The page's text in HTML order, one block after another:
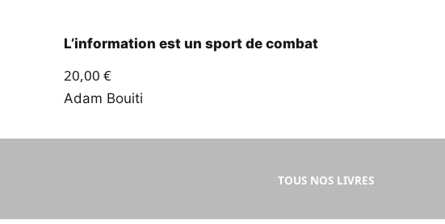
L’information est un sport de combat
20,00 €
Adam Bouiti
TOUS NOS LIVRES